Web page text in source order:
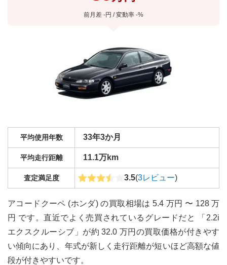
前月差 -円 / 変動率 -%
平均使用年数 33年3か月
平均走行距離 11.1万km
査定満足度 3.5(3レビュー)
アコードクーペ (ホンダ) の買取相場は 5.4 万円 〜 128 万
円 です。直近でよく売買されているグレードだと 「2.2i
エクスクルーシブ」が約 32.0 万円の買取価格が付きやす
い傾向にあり、年式が新しく走行距離が短いほど高額な値
段が付きやすいです。